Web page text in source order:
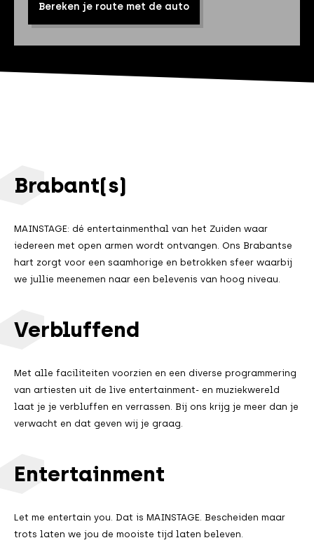
Bereken je route met de auto
Brabant(s)
MAINSTAGE: dé entertainmenthal van het Zuiden waar
iedereen met open armen wordt ontvangen. Ons Brabantse
hart zorgt voor een saamhorige en betrokken sfeer waarbij
we jullie meenemen naar een belevenis van hoog niveau.
Verbluffend
Met alle faciliteiten voorzien en een diverse programmering
van artiesten uit de live entertainment- en muziekwereld
laat je je verbluffen en verrassen. Bij ons krijg je meer dan je
verwacht en dat geven wij je graag.
Entertainment
Let me entertain you. Dat is MAINSTAGE. Bescheiden maar
trots laten we jou de mooiste tijd laten beleven.